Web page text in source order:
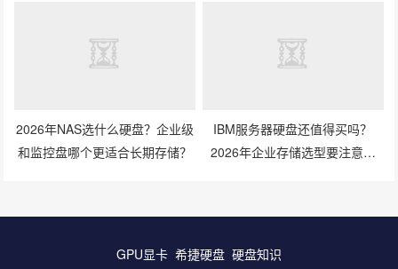
2026年NAS选什么硬盘？企业级
和监控盘哪个更适合长期存储？
IBM服务器硬盘还值得买吗？
2026年企业存储选型要注意什
GPU显卡 希捷硬盘 硬盘知识